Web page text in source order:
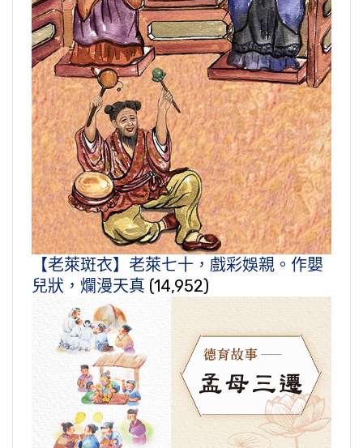
【老萊斑衣】老萊七十，戲彩娛親。作嬰
兒狀，爛漫天真 (14,952)